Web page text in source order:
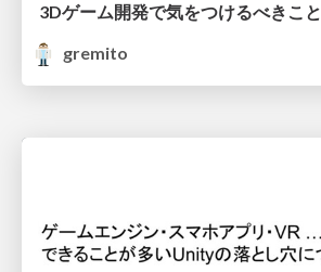
3Dゲーム開発で気をつけるべきこと
gremito